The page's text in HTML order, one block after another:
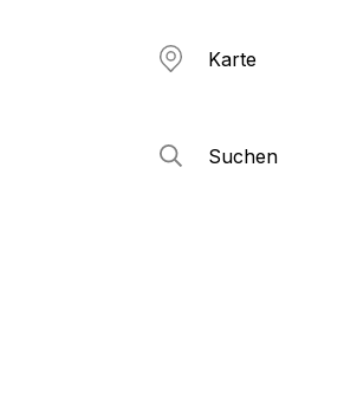
Karte
Suchen